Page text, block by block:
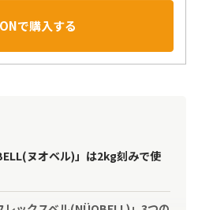
で購入する
ヌオベル)」は2kg刻みで使